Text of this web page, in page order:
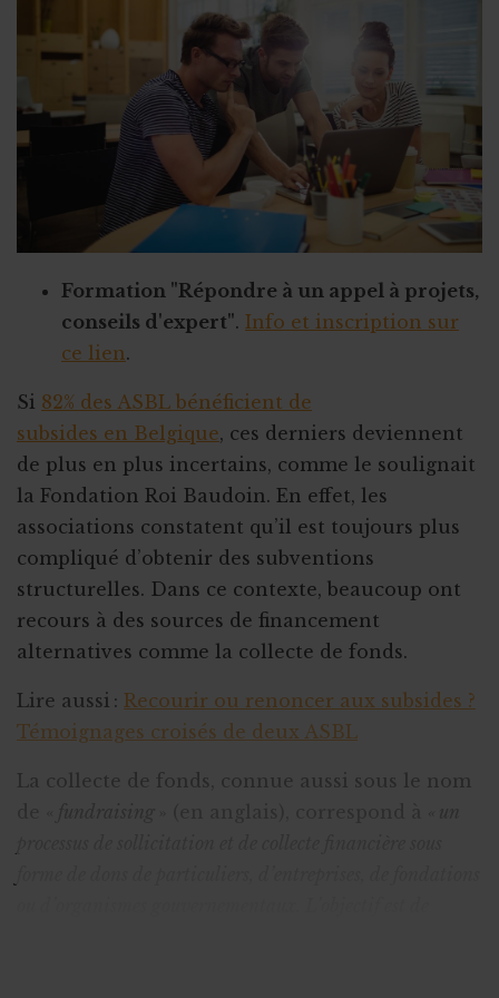
Trop d'argent récolté : que faire ?
Se nourrir d’autres expériences
Formation "Répondre à un appel à projets,
conseils d'expert". Info et inscription sur
ce lien.
Si 82% des ASBL bénéficient de
subsides en Belgique, ces derniers deviennent
de plus en plus incertains, comme le soulignait
la Fondation Roi Baudoin. En effet, les
associations constatent qu’il est toujours plus
compliqué d’obtenir des subventions
structurelles. Dans ce contexte, beaucoup ont
recours à des sources de financement
alternatives comme la collecte de fonds.
Lire aussi : Recourir ou renoncer aux subsides ?
Témoignages croisés de deux ASBL
La collecte de fonds, connue aussi sous le nom